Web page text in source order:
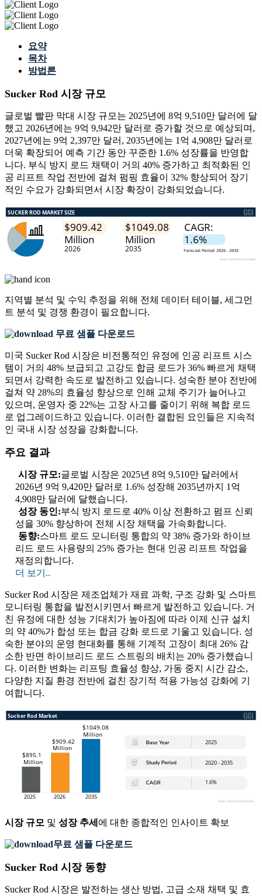
요약
목차
방법론
Sucker Rod 시장 규모
글로벌 빨판 막대 시장 규모는 2025년에 8억 9,510만 달러에 달
했고 2026년에는 9억 9,942만 달러로 증가할 것으로 예상되며,
2027년에는 9억 2,397만 달러, 2035년에는 1억 4,908만 달러로
더욱 확장되어 예측 기간 동안 꾸준한 1.6% 성장률을 반영합
니다. 부식 방지 로드 채택이 거의 40% 증가하고 최적화된 인
공 리프트 작업 전반에 걸쳐 펌핑 효율이 32% 향상되어 장기
적인 수요가 강화되면서 시장 확장이 강화되었습니다.
지역별 분석 및 수익 추정을 위해 전체 데이터 테이블, 세그먼
트 분석 및 경쟁 환경이 필요합니다.
무료 샘플 다운로드
미국 Sucker Rod 시장은 비전통적인 유정에 인공 리프트 시스
템이 거의 48% 보급되고 고강도 합금 로드가 36% 빠르게 채택
되면서 강력한 속도로 발전하고 있습니다. 성숙한 분야 전반에
걸쳐 약 28%의 효율성 향상으로 인해 교체 주기가 늘어나고
있으며, 운영자 중 22%는 고장 사고를 줄이기 위해 복합 로드
로 업그레이드하고 있습니다. 이러한 결합된 요인들은 지속적
인 국내 시장 성장을 강화합니다.
주요 결과
시장 규모:글로벌 시장은 2025년 8억 9,510만 달러에서
2026년 9억 9,420만 달러로 1.6% 성장해 2035년까지 1억
4,908만 달러에 달했습니다.
성장 동인:부식 방지 로드로 40% 이상 전환하고 펌프 신뢰
성을 30% 향상하여 전체 시장 채택을 가속화합니다.
동향:스마트 로드 모니터링 통합의 약 38% 증가와 하이브
리드 로드 사용량의 25% 증가는 현대 인공 리프트 작업을
재정의합니다.
더 보기..
Sucker Rod 시장은 제조업체가 재료 과학, 구조 강화 및 스마트
모니터링 통합을 발전시키면서 빠르게 발전하고 있습니다. 거
친 유정에 대한 성능 기대치가 높아짐에 따라 이제 신규 설치
의 약 40%가 합성 또는 합금 강화 로드로 기울고 있습니다. 성
숙한 분야의 운영 현대화를 통해 기계적 고장이 최대 26% 감
소한 반면 하이브리드 로드 스트링의 배치는 20% 증가했습니
다. 이러한 변화는 리프팅 효율성 향상, 가동 중지 시간 감소,
다양한 지질 환경 전반에 걸친 장기적 적용 가능성 강화에 기
여합니다.
시장 규모 및 성장 추세 에 대한 종합적인 인사이트 확보
무료 샘플 다운로드
Sucker Rod 시장 동향
Sucker Rod 시장은 발전하는 생산 방법, 고급 소재 채택 및 효